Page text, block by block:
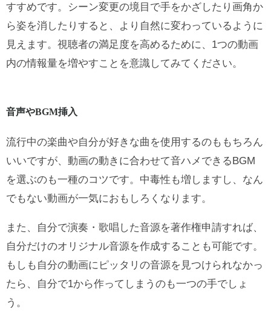
すすめです。シーン変更の境目で手をかざしたり画角か
ら姿を消したりすると、より自然に変わっているように
見えます。視聴者の満足度を高めるために、1つの動画
内の情報量を増やすことを意識してみてください。
音声やBGM挿入
流行中の楽曲や自分が好きな曲を使用するのももちろん
いいですが、動画の動きに合わせて音ハメできるBGM
を選ぶのも一種のコツです。中毒性も増しますし、なん
でもない動画が一気におもしろくなります。
また、自分で演奏・歌唱した音源を著作権申請すれば、
自分だけのオリジナル音源を作成することも可能です。
もしも自分の動画にピッタリの音源を見つけられなかっ
たら、自分で1から作ってしまうのも一つの手でしょ
う。